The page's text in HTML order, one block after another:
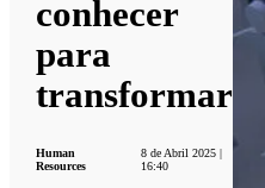
conhecer
para
transformar
Human
Resources
8 de Abril 2025 |
16:40